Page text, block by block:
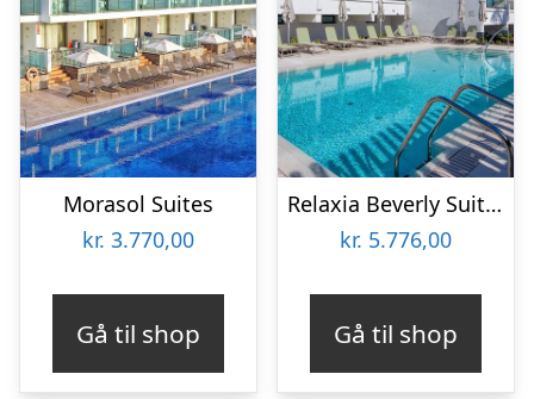
Morasol Suites
kr. 3.770,00
Gå til shop
Relaxia Beverly Suites
kr. 5.776,00
Gå til shop